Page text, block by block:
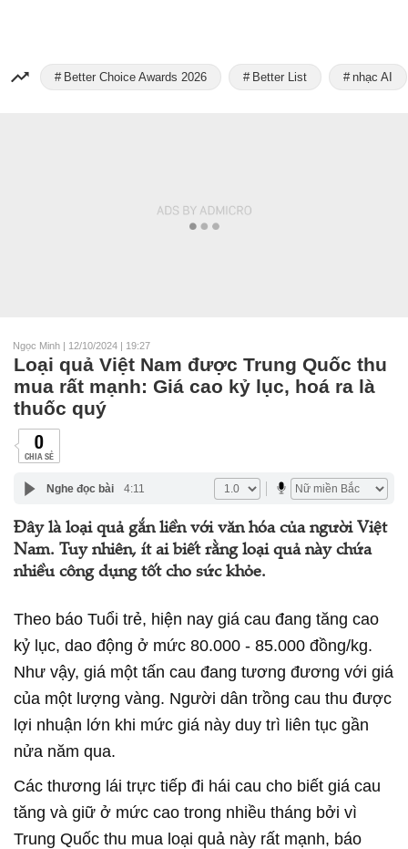
Better Choice Awards 2026 Better List nhạc AI
Ngọc Minh | 12/10/2024 | 19:27
Loại quả Việt Nam được Trung Quốc thu
mua rất mạnh: Giá cao kỷ lục, hoá ra là
thuốc quý
0
CHIA SẺ
Nghe đọc bài 4:11
Đây là loại quả gắn liền với văn hóa của người Việt
Nam. Tuy nhiên, ít ai biết rằng loại quả này chứa
nhiều công dụng tốt cho sức khỏe.
Theo báo Tuổi trẻ, hiện nay giá cau đang tăng cao
kỷ lục, dao động ở mức 80.000 - 85.000 đồng/kg.
Như vậy, giá một tấn cau đang tương đương với giá
của một lượng vàng. Người dân trồng cau thu được
lợi nhuận lớn khi mức giá này duy trì liên tục gần
nửa năm qua.
Các thương lái trực tiếp đi hái cau cho biết giá cau
tăng và giữ ở mức cao trong nhiều tháng bởi vì
Trung Quốc thu mua loại quả này rất mạnh, báo